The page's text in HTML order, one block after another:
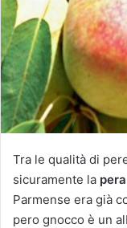
Tra le qualità di
sicuramente la
Parmense era già
pero gnocco è un